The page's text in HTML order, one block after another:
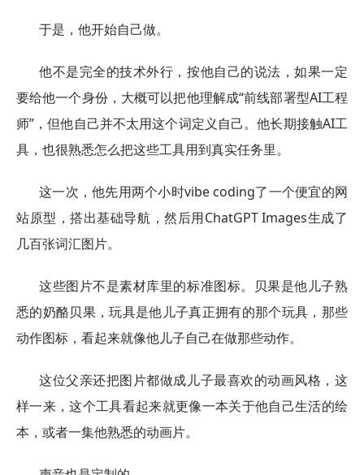
于是，他开始自己做。
他不是完全的技术外行，按他自己的说法，如果一定
要给他一个身份，大概可以把他理解成“前线部署型AI工程
师”，但他自己并不太用这个词定义自己。他长期接触AI工
具，也很熟悉怎么把这些工具用到真实任务里。
这一次，他先用两个小时vibe coding了一个便宜的网
站原型，搭出基础导航，然后用ChatGPT Images生成了
几百张词汇图片。
这些图片不是素材库里的标准图标。贝果是他儿子熟
悉的奶酪贝果，玩具是他儿子真正拥有的那个玩具，那些
动作图标，看起来就像他儿子自己在做那些动作。
这位父亲还把图片都做成儿子最喜欢的动画风格，这
样一来，这个工具看起来就更像一本关于他自己生活的绘
本，或者一集他熟悉的动画片。